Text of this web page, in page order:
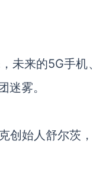
未来的5G手机
雾。
创始人舒尔茨